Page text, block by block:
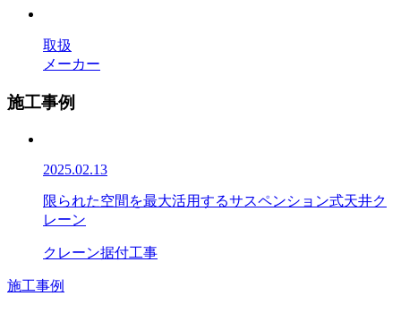
取扱
メーカー
施工事例
2025.02.13
限られた空間を最大活用するサスペンション式天井ク
レーン
クレーン据付工事
施工事例